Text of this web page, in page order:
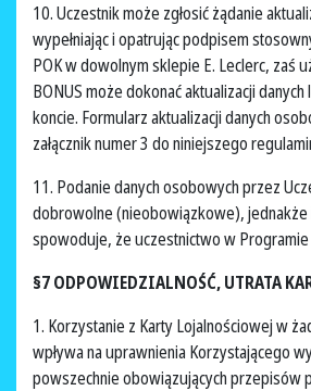
10. Uczestnik może zgłosić żądanie
wypełniając i opatrując podpisem
POK w dowolnym sklepie E. Leclerc, zaś
BONUS może dokonać aktualizacji
koncie. Formularz aktualizacji danych
załącznik numer 3 do niniejszego
11. Podanie danych osobowych przez
dobrowolne (nieobowiązkowe), jednakże
spowoduje, że uczestnictwo w
§7 ODPOWIEDZIALNOŚĆ, UTRATA
1. Korzystanie z Karty Lojalnościowej w
wpływa na uprawnienia Korzystającego
powszechnie obowiązujących przepisów